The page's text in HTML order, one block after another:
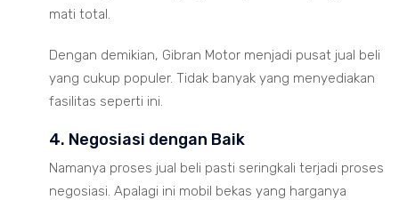
mati total.
Dengan demikian, Gibran Motor menjadi pusat jual beli
yang cukup populer. Tidak banyak yang menyediakan
fasilitas seperti ini.
4. Negosiasi dengan Baik
Namanya proses jual beli pasti seringkali terjadi proses
negosiasi. Apalagi ini mobil bekas yang harganya